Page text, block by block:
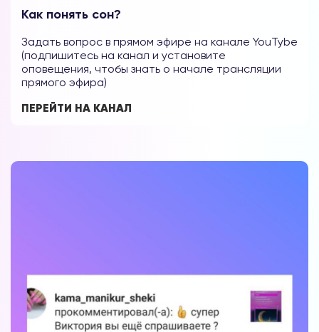
Как понять сон?
Задать вопрос в прямом эфире на канале YouTybe
(подпишитесь на канал и установите
оповещения, чтобы знать о начале трансляции
прямого эфира)
ПЕРЕЙТИ НА КАНАЛ